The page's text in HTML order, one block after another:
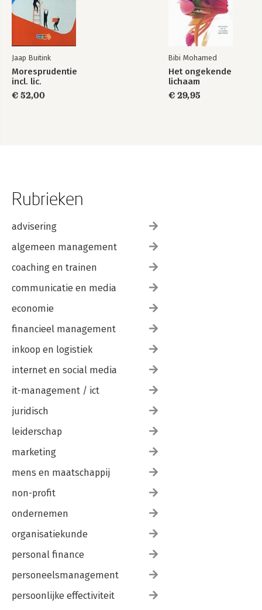
Jaap Buitink
Moresprudentie
incl. lic.
€ 52,00
Bibi Mohamed
Het ongekende
lichaam
€ 29,95
Rubrieken
advisering
algemeen management
coaching en trainen
communicatie en media
economie
financieel management
inkoop en logistiek
internet en social media
it-management / ict
juridisch
leiderschap
marketing
mens en maatschappij
non-profit
ondernemen
organisatiekunde
personal finance
personeelsmanagement
persoonlijke effectiviteit